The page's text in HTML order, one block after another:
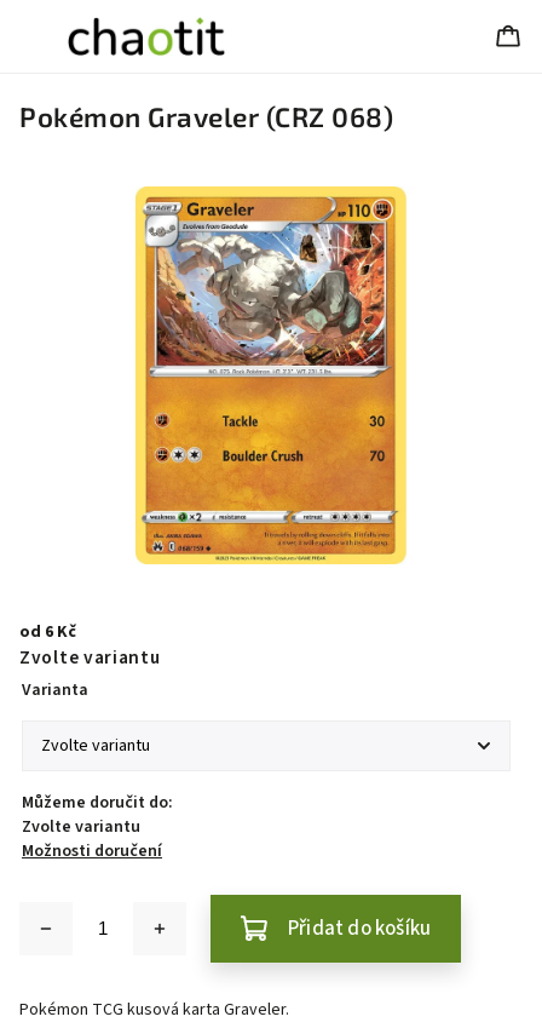
Pokémon Graveler (CRZ 068)
od 6 Kč
Zvolte variantu
Varianta
Můžeme doručit do:
Zvolte variantu
Možnosti doručení
Přidat do košíku
Pokémon TCG kusová karta Graveler.